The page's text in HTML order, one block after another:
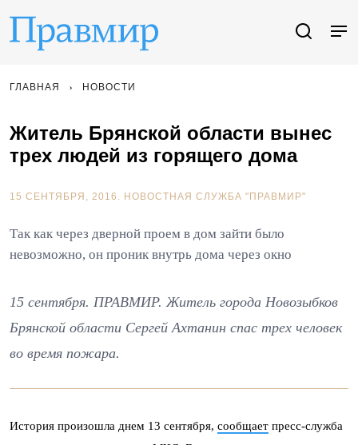
ГЛАВНАЯ НОВОСТИ
Житель Брянской области вынес
трех людей из горящего дома
15 СЕНТЯБРЯ, 2016. НОВОСТНАЯ СЛУЖБА "ПРАВМИР"
Так как через дверной проем в дом зайти было
невозможно, он проник внутрь дома через окно
15 сентября. ПРАВМИР. Житель города Новозыбков
Брянской области Сергей Ахтанин спас трех человек
во время пожара.
История произошла днем 13 сентября, сообщает пресс-служба